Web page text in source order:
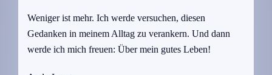
Weniger ist mehr. Ich werde versuchen, diesen
Gedanken in meinem Alltag zu verankern. Und dann
werde ich mich freuen: Über mein gutes Leben!